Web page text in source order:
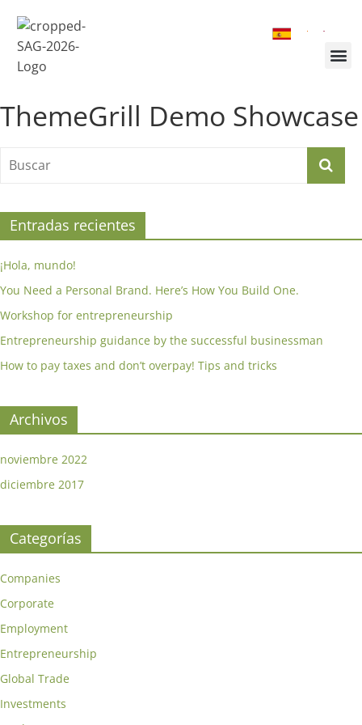
ThemeGrill Demo Showcase
Entradas recientes
¡Hola, mundo!
You Need a Personal Brand. Here’s How You Build One.
Workshop for entrepreneurship
Entrepreneurship guidance by the successful businessman
How to pay taxes and don’t overpay! Tips and tricks
Archivos
noviembre 2022
diciembre 2017
Categorías
Companies
Corporate
Employment
Entrepreneurship
Global Trade
Investments